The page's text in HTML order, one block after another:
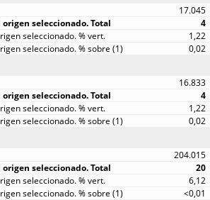
17.045
4
1,22
0,02
16.833
4
1,22
0,02
204.015
20
6,12
<0,01